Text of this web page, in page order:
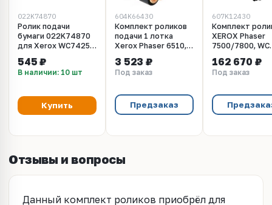
022K74870
Ролик подачи
бумаги 022K74870
для Xerox WC7425,
545 ₽
В наличии: 10 шт
Купить
604K66430
Комплект роликов
подачи 1 лотка
Xerox Phaser 6510,
7556, 7830, 7855,
7970, 6515 (100K
3 523 ₽
Под заказ
Предзаказ
607K12430
Комплект
XEROX Phaser
7500/7800, WC
3шт
(604K66430/
162 670 ₽
Под заказ
Отзывы и вопросы
Данный комплект роликов приобрёл для